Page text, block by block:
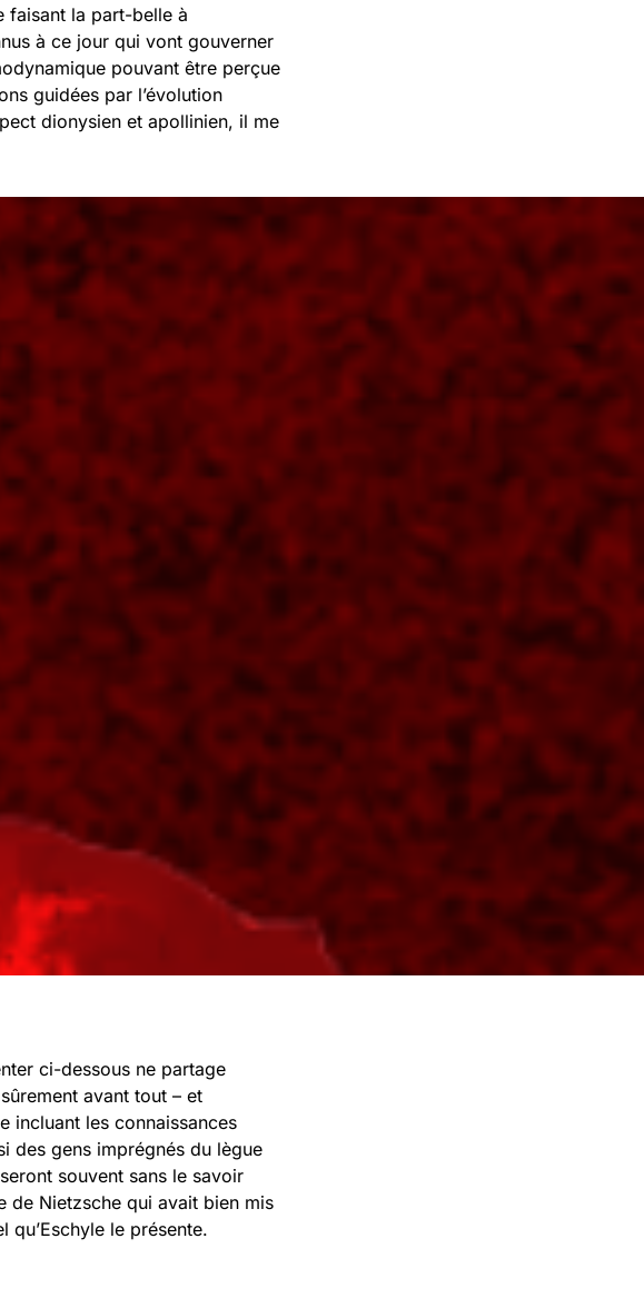
faisant la part-belle à
à ce jour qui vont gouverner
pouvant être perçue
guidées par l’évolution
dionysien et apollinien, il me
ci-dessous ne partage
avant tout – et
incluant les connaissances
des gens imprégnés du lègue
souvent sans le savoir
de Nietzsche qui avait bien mis
qu’Eschyle le présente.